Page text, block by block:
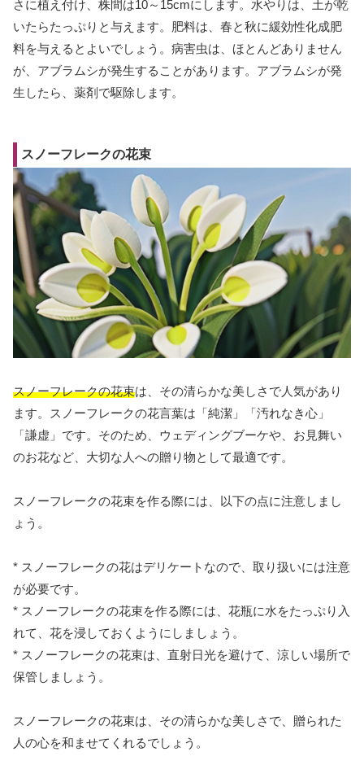
さに植え付け、株間は10～15cmにします。水やりは、土が乾
いたらたっぷりと与えます。肥料は、春と秋に緩効性化成肥
料を与えるとよいでしょう。病害虫は、ほとんどありません
が、アブラムシが発生することがあります。アブラムシが発
生したら、薬剤で駆除します。
スノーフレークの花束
スノーフレークの花束は、その清らかな美しさで人気があり
ます。スノーフレークの花言葉は「純潔」「汚れなき心」
「謙虚」です。そのため、ウェディングブーケや、お見舞い
のお花など、大切な人への贈り物として最適です。
スノーフレークの花束を作る際には、以下の点に注意しまし
ょう。
* スノーフレークの花はデリケートなので、取り扱いには注意
が必要です。
* スノーフレークの花束を作る際には、花瓶に水をたっぷり入
れて、花を浸しておくようにしましょう。
* スノーフレークの花束は、直射日光を避けて、涼しい場所で
保管しましょう。
スノーフレークの花束は、その清らかな美しさで、贈られた
人の心を和ませてくれるでしょう。